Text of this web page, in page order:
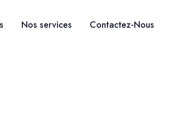
Nos services Contactez-Nous